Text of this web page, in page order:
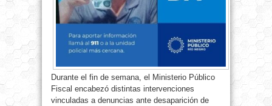
Durante el fin de semana, el Ministerio Público
Fiscal encabezó distintas intervenciones
vinculadas a denuncias ante desaparición de